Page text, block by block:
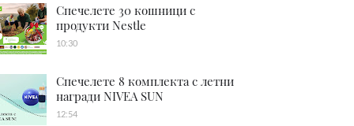
Спечелете 30 кошници с
продукти Nestle
10:30
Спечелете 8 комплекта с летни
награди NIVEA SUN
12:54